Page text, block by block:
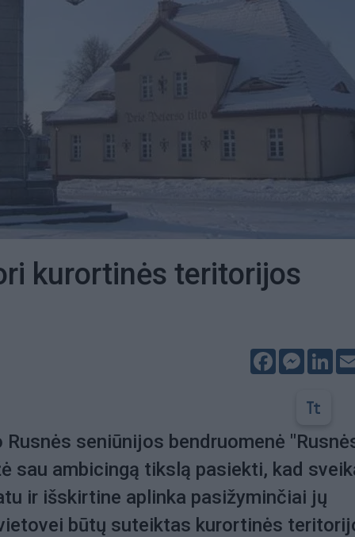
kurortinės teritorijos
Facebook
seniūnijos bendruomenė
sau ambicingą tikslą pasiekti, kad
ir išskirtine aplinka pasižyminčiai jų
būtų suteiktas kurortinės